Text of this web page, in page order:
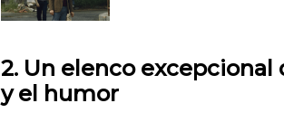
2. Un elenco
y el humor